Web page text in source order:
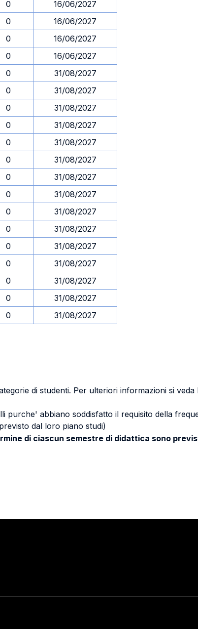
0
16/06/2027
0
16/06/2027
0
16/06/2027
0
16/06/2027
0
31/08/2027
0
31/08/2027
0
31/08/2027
0
31/08/2027
0
31/08/2027
0
31/08/2027
0
31/08/2027
0
31/08/2027
0
31/08/2027
0
31/08/2027
0
31/08/2027
0
31/08/2027
0
31/08/2027
0
31/08/2027
0 31/08/2027
di studenti. Per ulteriori informazioni si veda
purche' abbiano soddisfatto il requisito della
dal loro piano studi)
di ciascun semestre di didattica sono